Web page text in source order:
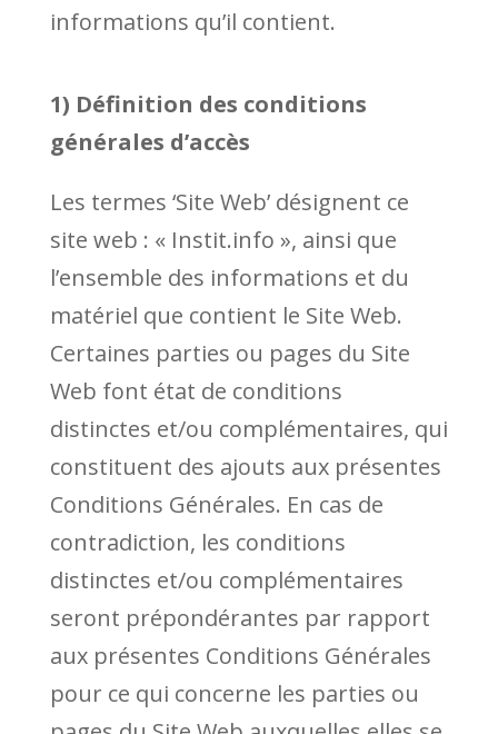
informations qu’il contient.
1) Définition des conditions
générales d’accès
Les termes ‘Site Web’ désignent ce
site web : « Instit.info », ainsi que
l’ensemble des informations et du
matériel que contient le Site Web.
Certaines parties ou pages du Site
Web font état de conditions
distinctes et/ou complémentaires, qui
constituent des ajouts aux présentes
Conditions Générales. En cas de
contradiction, les conditions
distinctes et/ou complémentaires
seront prépondérantes par rapport
aux présentes Conditions Générales
pour ce qui concerne les parties ou